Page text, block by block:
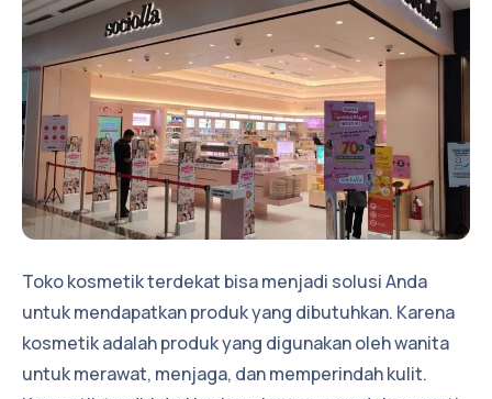
Toko kosmetik terdekat bisa menjadi solusi Anda
untuk mendapatkan produk yang dibutuhkan. Karena
kosmetik adalah produk yang digunakan oleh wanita
untuk merawat, menjaga, dan memperindah kulit.